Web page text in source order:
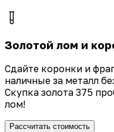
Золотой лом и
Сдайте коронки и
наличные за металл
Скупка золота 375
лом!
Рассчитать стоимость